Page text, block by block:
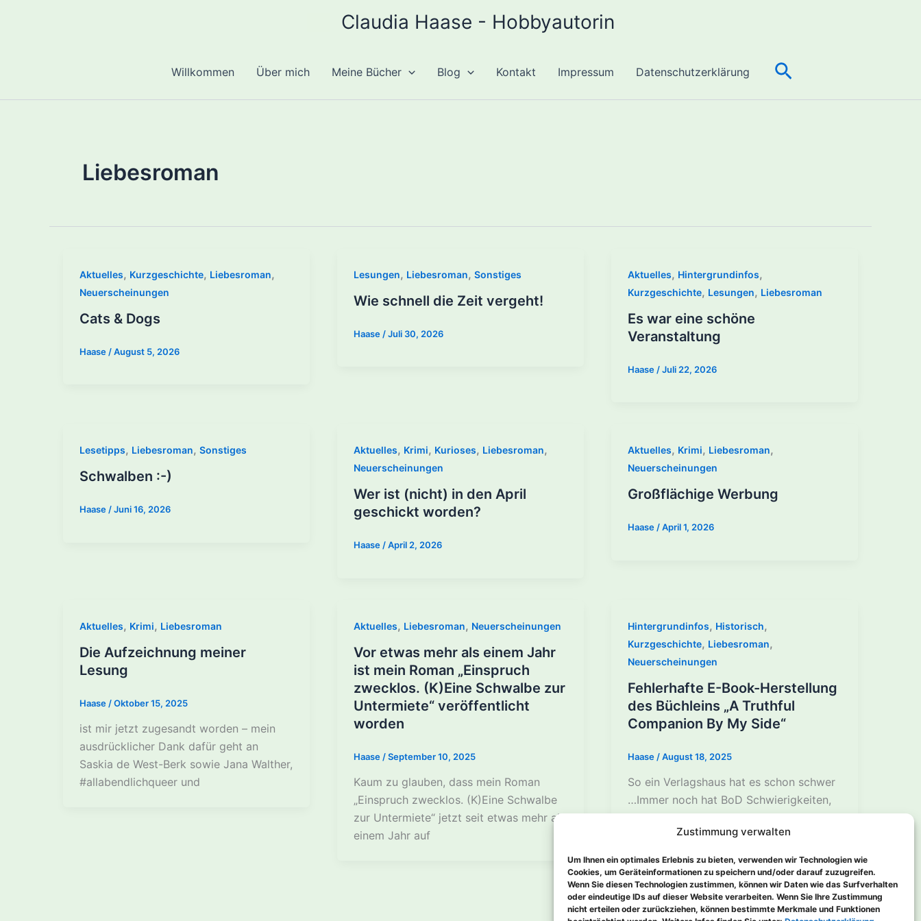
Zustimmung verwalten
Um Ihnen ein optimales Erlebnis zu bieten, verwenden wir Technologien wie
Cookies, um Geräteinformationen zu speichern und/oder darauf zuzugreifen.
Wenn Sie diesen Technologien zustimmen, können wir Daten wie das Surfverhalten
oder eindeutige IDs auf dieser Website verarbeiten. Wenn Sie Ihre Zustimmung
nicht erteilen oder zurückziehen, können bestimmte Merkmale und Funktionen
Claudia Haase - Hobbyautorin
Willkommen Über mich Meine Bücher Blog Kontakt Impressum Datenschutzerklärung Suchen
Liebesroman
Aktuelles, Kurzgeschichte, Liebesroman,
Neuerscheinungen
Cats & Dogs
Haase /August 5, 2026
Lesungen, Liebesroman, Sonstiges
Wie schnell die Zeit vergeht!
Haase /Juli 30, 2026
Aktuelles, Hintergrundinfos,
Kurzgeschichte, Lesungen, Liebesroman
Es war eine schöne
Veranstaltung
Haase /Juli 22, 2026
Lesetipps, Liebesroman, Sonstiges
Schwalben :-)
Haase /Juni 16, 2026
Aktuelles, Krimi, Kurioses, Liebesroman,
Neuerscheinungen
Wer ist (nicht) in den April
geschickt worden?
Haase /April 2, 2026
Aktuelles, Krimi, Liebesroman,
Neuerscheinungen
Großflächige Werbung
Haase /April 1, 2026
Aktuelles, Krimi, Liebesroman
Die Aufzeichnung meiner
Lesung
Haase /Oktober 15, 2025
ist mir jetzt zugesandt worden – mein
ausdrücklicher Dank dafür geht an
Saskia de West-Berk sowie Jana Walther,
#allabendlichqueer und
Aktuelles, Liebesroman, Neuerscheinungen
Vor etwas mehr als einem Jahr
ist mein Roman „Einspruch
zwecklos. (K)Eine Schwalbe zur
Untermiete“ veröffentlicht
worden
Haase /September 10, 2025
Kaum zu glauben, dass mein Roman
„Einspruch zwecklos. (K)Eine Schwalbe
zur Untermiete“ jetzt seit etwas mehr als
einem Jahr auf
Hintergrundinfos, Historisch,
Kurzgeschichte, Liebesroman,
Neuerscheinungen
Fehlerhafte E-Book-Herstellung
des Büchleins „A Truthful
Companion By My Side“
Haase /August 18, 2025
So ein Verlagshaus hat es schon schwer
…Immer noch hat BoD Schwierigkeiten,
die E-Book-Datei meiner englischen
Übersetzung der historischen
Kurzgeschichte